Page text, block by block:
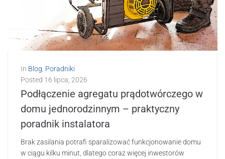
In Blog Poradniki
Posted 16 lipca, 2026
Podłączenie agregatu prądotwórczego w
domu jednorodzinnym – praktyczny
poradnik instalatora
Brak zasilania potrafi sparalizować funkcjonowanie domu
w ciągu kilku minut, dlatego coraz więcej inwestorów